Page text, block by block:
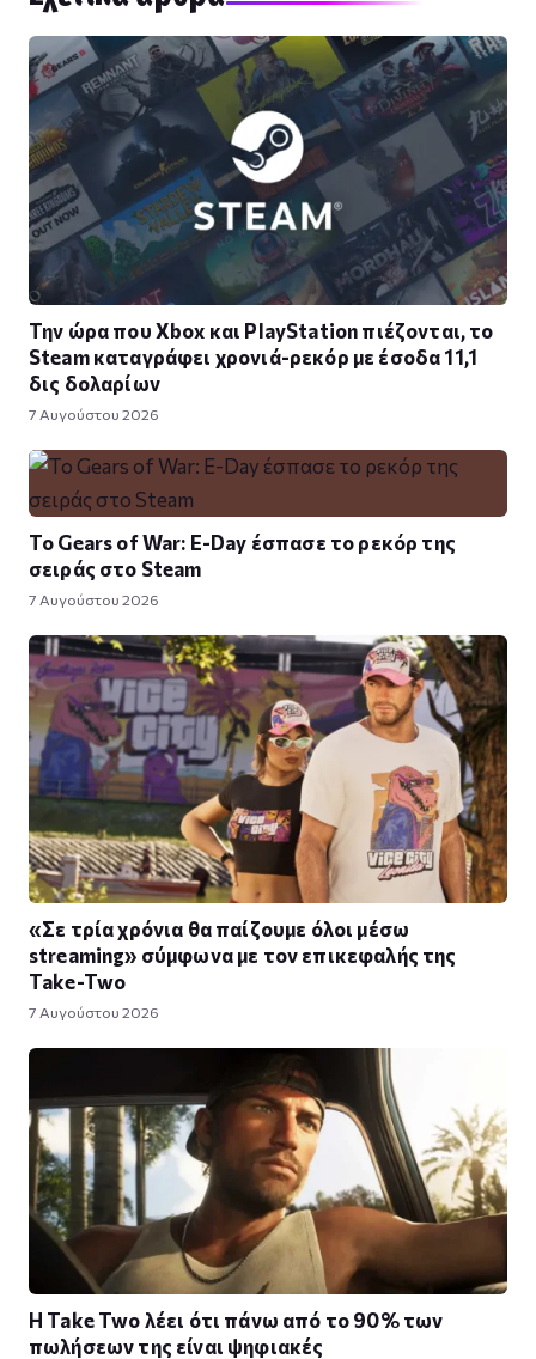
Την ώρα που Xbox και PlayStation πιέζονται, το
Steam καταγράφει χρονιά-ρεκόρ με έσοδα 11,1
δις δολαρίων
7 Αυγούστου 2026
Το Gears of War: E-Day έσπασε το ρεκόρ της
σειράς στο Steam
7 Αυγούστου 2026
«Σε τρία χρόνια θα παίζουμε όλοι μέσω
streaming» σύμφωνα με τον επικεφαλής της
Take-Two
7 Αυγούστου 2026
Η Take Twο λέει ότι πάνω από το 90% των
πωλήσεων της είναι ψηφιακές